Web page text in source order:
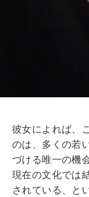
彼女によれば、
のは、多くの若
づける唯一の機
現在の文化では
されている、と